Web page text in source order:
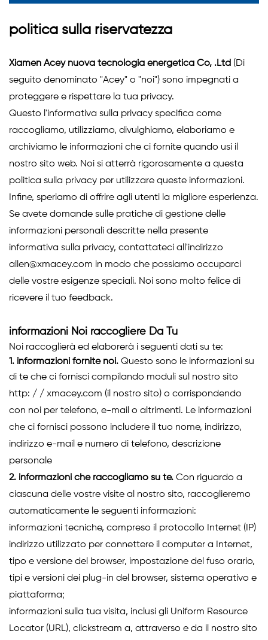
politica sulla riservatezza
Xiamen Acey nuova tecnologia energetica Co, .Ltd (Di
seguito denominato "Acey" o "noi") sono impegnati a
proteggere e rispettare la tua privacy.
Questo l'informativa sulla privacy specifica come
raccogliamo, utilizziamo, divulghiamo, elaboriamo e
archiviamo le informazioni che ci fornite quando usi il
nostro sito web. Noi si atterrà rigorosamente a questa
politica sulla privacy per utilizzare queste informazioni.
Infine, speriamo di offrire agli utenti la migliore esperienza.
Se avete domande sulle pratiche di gestione delle
informazioni personali descritte nella presente
informativa sulla privacy, contattateci all'indirizzo
allen@xmacey.com in modo che possiamo occuparci
delle vostre esigenze speciali. Noi sono molto felice di
ricevere il tuo feedback.
informazioni Noi raccogliere Da Tu
Noi raccoglierà ed elaborerà i seguenti dati su te:
1. informazioni fornite noi. Questo sono le informazioni su
di te che ci fornisci compilando moduli sul nostro sito
http: / / xmacey.com (il nostro sito) o corrispondendo
con noi per telefono, e-mail o altrimenti. Le informazioni
che ci fornisci possono includere il tuo nome, indirizzo,
indirizzo e-mail e numero di telefono, descrizione
personale
2. informazioni che raccogliamo su te. Con riguardo a
ciascuna delle vostre visite al nostro sito, raccoglieremo
automaticamente le seguenti informazioni:
informazioni tecniche, compreso il protocollo Internet (IP)
indirizzo utilizzato per connettere il computer a Internet,
tipo e versione del browser, impostazione del fuso orario,
tipi e versioni dei plug-in del browser, sistema operativo e
piattaforma;
informazioni sulla tua visita, inclusi gli Uniform Resource
Locator (URL), clickstream a, attraverso e da il nostro sito